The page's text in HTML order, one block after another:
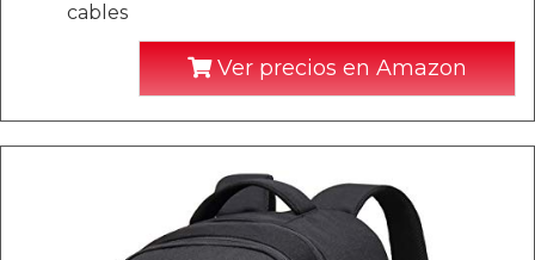
cables
Ver precios en Amazon